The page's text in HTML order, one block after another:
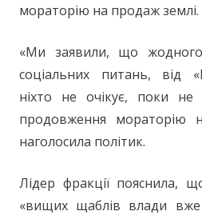
мораторію на продаж землі.
«Ми заявили, що жодного
соціальних питань, від
ніхто не очікує, поки не
продовження мораторію
наголосила політик.
Лідер фракції пояснила,
«вищих щаблів влади вже